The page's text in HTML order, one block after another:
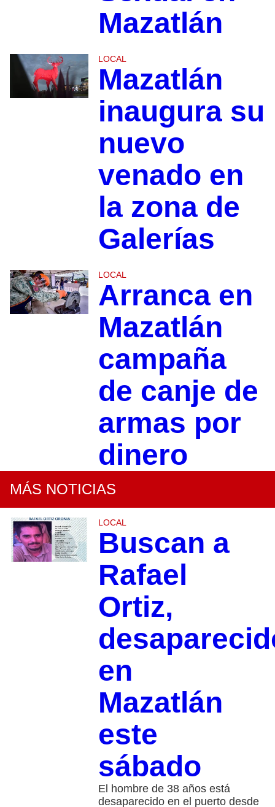
Mazatlán
LOCAL
Mazatlán
inaugura su
nuevo
venado en
la zona de
Galerías
LOCAL
Arranca en
Mazatlán
campaña
de canje de
armas por
dinero
MÁS NOTICIAS
LOCAL
Buscan a
Rafael
Ortiz,
en
Mazatlán
este
sábado
El hombre de 38 años está
desaparecido en el puerto desde